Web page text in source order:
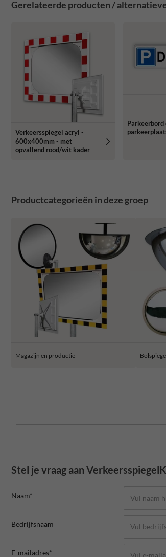
Gerelateerde producten /
Verkeersspiegel acryl -
600x400mm - met
opvallend rood/wit kader
Productcategorieën in deze groep
Magazijn en productie
Stel je vraag aan
Naam*
Bedrijfsnaam
E-mailadres*